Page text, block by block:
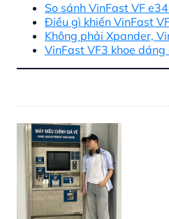
So sánh VinFast VF
Điều gì khiến VinFast
Không phải Xpander,
VinFast VF3 khoe dáng